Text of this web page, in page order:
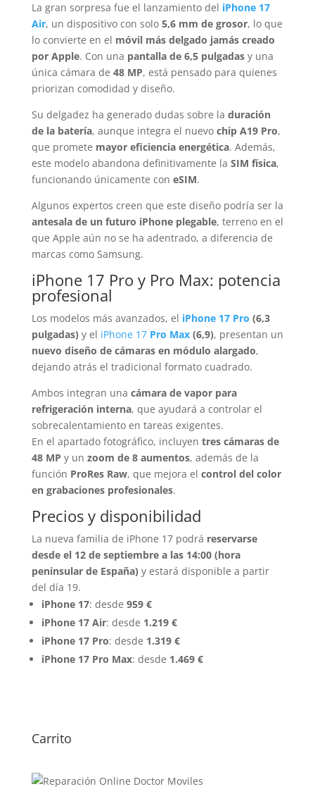
La gran sorpresa fue el lanzamiento del iPhone 17
Air, un dispositivo con solo 5,6 mm de grosor, lo que
lo convierte en el móvil más delgado jamás creado
por Apple. Con una pantalla de 6,5 pulgadasy una
única cámara de 48 MP, está pensado para quienes
priorizan comodidad y diseño.
Su delgadez ha generado dudas sobre la duración
de la batería, aunque integra el nuevo chip A19 Pro,
que promete mayor eficiencia energética. Además,
este modelo abandona definitivamente la SIM física,
funcionando únicamente con eSIM.
Algunos expertos creen que este diseño podría ser la
antesala de un futuro iPhone plegable, terreno en el
que Apple aún no se ha adentrado, a diferencia de
marcas como Samsung.
iPhone 17 Pro y Pro Max: potencia
profesional
Los modelos más avanzados, el iPhone 17 Pro (6,3
pulgadas) y el iPhone 17 Pro Max(6,9), presentan un
nuevo diseño de cámaras en módulo alargado,
dejando atrás el tradicional formato cuadrado.
Ambos integran una cámara de vapor para
refrigeración interna, que ayudará a controlar el
sobrecalentamiento en tareas exigentes.
En el apartado fotográfico, incluyen tres cámaras de
48 MP y un zoom de 8 aumentos, además de la
función ProRes Raw, que mejora el control del color
en grabaciones profesionales.
Precios y disponibilidad
La nueva familia de iPhone 17 podrá reservarse
desde el 12 de septiembre a las 14:00 (hora
peninsular de España) y estará disponible a partir
del día 19.
iPhone 17: desde 959 €
iPhone 17 Air: desde 1.219 €
iPhone 17 Pro: desde 1.319 €
iPhone 17 Pro Max: desde 1.469 €
Carrito